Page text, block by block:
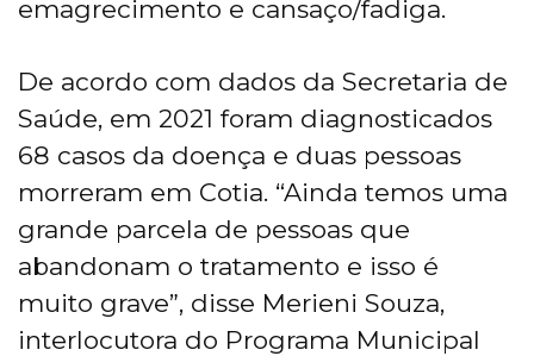
emagrecimento e cansaço/fadiga.
De acordo com dados da Secretaria de
Saúde, em 2021 foram diagnosticados
68 casos da doença e duas pessoas
morreram em Cotia. “Ainda temos uma
grande parcela de pessoas que
abandonam o tratamento e isso é
muito grave”, disse Merieni Souza,
interlocutora do Programa Municipal